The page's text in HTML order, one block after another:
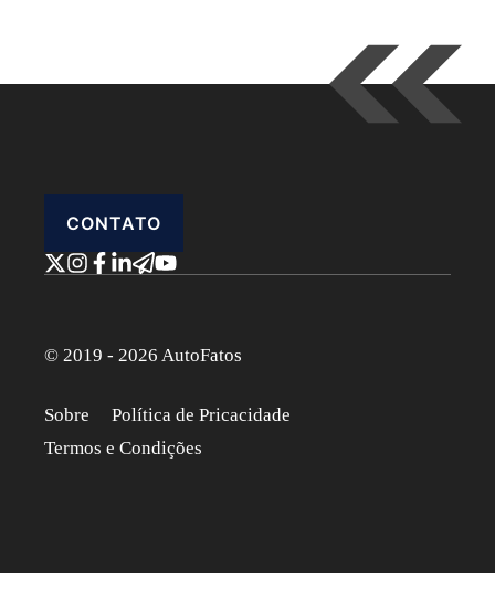
CONTATO
© 2019 - 2026 AutoFatos
Sobre
Política de Pricacidade
Termos e Condições